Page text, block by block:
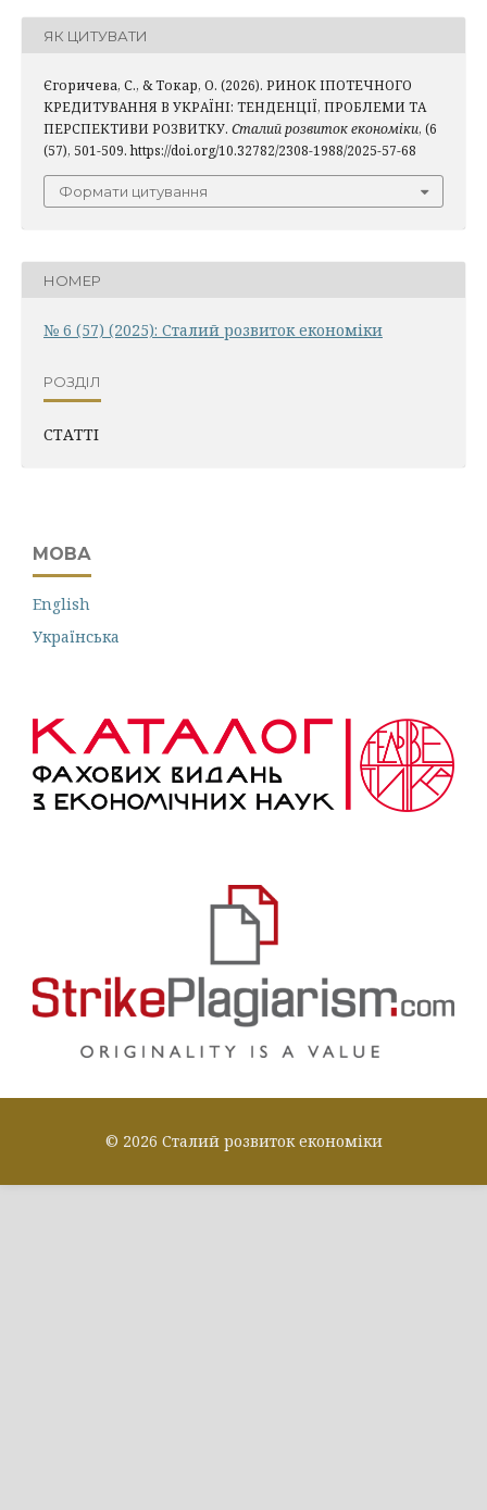
ЯК ЦИТУВАТИ
Єгоричева, С., & Токар, О. (2026). РИНОК ІПОТЕЧНОГО
КРЕДИТУВАННЯ В УКРАЇНІ: ТЕНДЕНЦІЇ, ПРОБЛЕМИ ТА
ПЕРСПЕКТИВИ РОЗВИТКУ. Сталий розвиток економіки, (6
(57), 501-509. https://doi.org/10.32782/2308-1988/2025-57-68
Формати цитування
НОМЕР
№ 6 (57) (2025): Сталий розвиток економіки
РОЗДІЛ
СТАТТІ
МОВА
English
Українська
© 2026 Сталий розвиток економіки